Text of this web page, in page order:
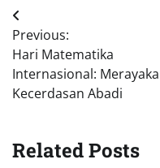
Post
navigation
Previous:
Hari Matematika
Internasional:
Kecerdasan Abadi
Related Posts